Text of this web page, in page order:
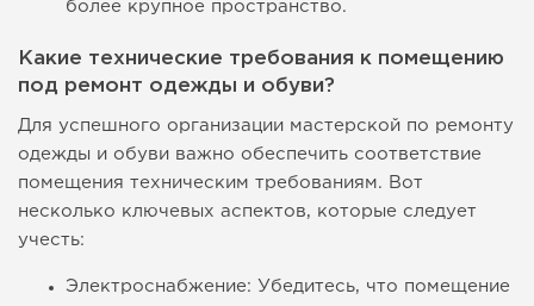
более крупное пространство.
Какие технические требования к помещению
под ремонт одежды и обуви?
Для успешного организации мастерской по ремонту
одежды и обуви важно обеспечить соответствие
помещения техническим требованиям. Вот
несколько ключевых аспектов, которые следует
учесть:
Электроснабжение: Убедитесь, что помещение